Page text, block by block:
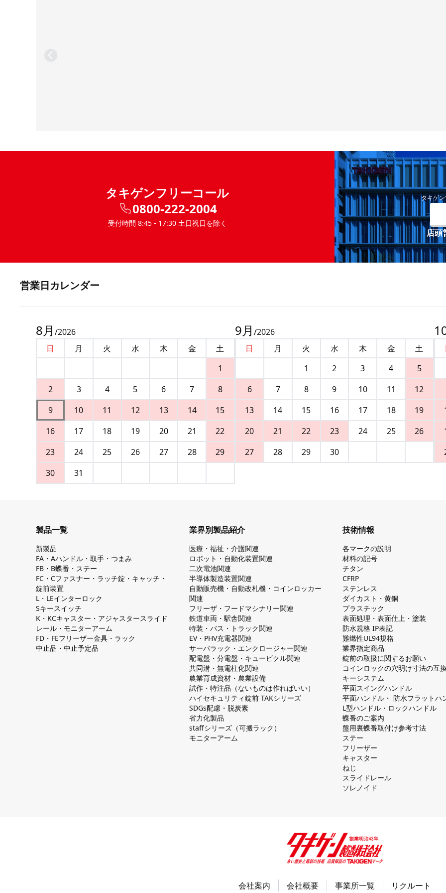
タキゲンフリーコール
0800-222-2004
受付時間 8:45 - 17:30 土日祝日を除く
タキゲ
店頭
営業⽇カレンダー
8月 /2026
日
月 火 水 木 金
土
1
2
3 4 5 6 7
8
9
10 11 12 13 14
15
16
17 18 19 20 21
22
23
24 25 26 27 28
29
30
31
9月 /2026
日
月 火 水 木 金
土
1
2 3 4
5
6
7 8 9 10 11
12
13
14 15 16 17 18
19
20
21 22 23 24 25
26
27
28 29 30
製品一覧
新製品
FA・Aハンドル・取手・つまみ
FB・B蝶番・ステー
FC・Cファスナー・ラッチ錠・キャッチ・
錠前装置
L・LEインターロック
Sキースイッチ
K・KCキャスター・アジャスタースライド
レール・モニターアーム
FD・FEフリーザー金具・ラック
中止品・中止予定品
業界別製品紹介
医療・福祉・介護関連
ロボット・自動化装置関連
二次電池関連
半導体製造装置関連
自動販売機・自動改札機・コインロッカー
関連
フリーザ・フードマシナリー関連
鉄道車両・駅舎関連
特装・バス・トラック関連
EV・PHV充電器関連
サーバラック・エンクロージャー関連
配電盤・分電盤・キュービクル関連
共同溝・無電柱化関連
農業育成資材・農業設備
試作・特注品（ないものは作ればいい）
ハイセキュリティ錠前 TAKシリーズ
SDGs配慮・脱炭素
省力化製品
staffシリーズ（可搬ラック）
モニターアーム
技術情報
各マークの説明
材料の記号
チタン
CFRP
ステンレス
ダイカスト・⻩銅
プラスチック
表面処理・表面仕上・塗装
防⽔規格 IP表記
難燃性UL94規格
業界指定商品
錠前の取扱に関するお願い
コインロックの⽳明け⼨法の互
キーシステム
平⾯スイングハンドル
平⾯ハンドル・ 防⽔フラットハ
L型ハンドル・ロックハンドル
蝶番のご案内
盤⽤裏蝶番取付け参考⼨法
ステー
フリーザー
キャスター
ねじ
スライドレール
ソレノイド
会社案内 会社概要 事業所一覧 リクルート